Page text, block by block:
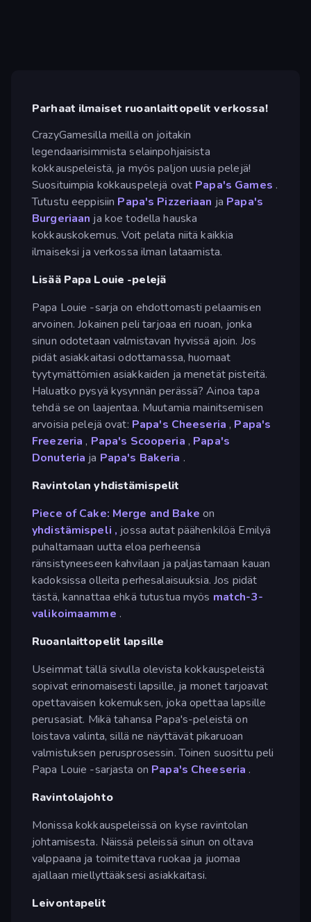
Parhaat ilmaiset ruoanlaittopelit verkossa!
CrazyGamesilla meillä on joitakin
legendaarisimmista selainpohjaisista
kokkauspeleistä, ja myös paljon uusia pelejä!
Suosituimpia kokkauspelejä ovat Papa's Games .
Tutustu eeppisiin Papa's Pizzeriaan ja Papa's
Burgeriaan ja koe todella hauska
kokkauskokemus. Voit pelata niitä kaikkia
ilmaiseksi ja verkossa ilman lataamista.
Lisää Papa Louie -pelejä
Papa Louie -sarja on ehdottomasti pelaamisen
arvoinen. Jokainen peli tarjoaa eri ruoan, jonka
sinun odotetaan valmistavan hyvissä ajoin. Jos
pidät asiakkaitasi odottamassa, huomaat
tyytymättömien asiakkaiden ja menetät pisteitä.
Haluatko pysyä kysynnän perässä? Ainoa tapa
tehdä se on laajentaa. Muutamia mainitsemisen
arvoisia pelejä ovat: Papa's Cheeseria , Papa's
Freezeria , Papa's Scooperia , Papa's
Donuteria ja Papa's Bakeria .
Ravintolan yhdistämispelit
Piece of Cake: Merge and Bake on
yhdistämispeli , jossa autat päähenkilöä Emilyä
puhaltamaan uutta eloa perheensä
ränsistyneeseen kahvilaan ja paljastamaan kauan
kadoksissa olleita perhesalaisuuksia. Jos pidät
tästä, kannattaa ehkä tutustua myös match-3-
valikoimaamme .
Ruoanlaittopelit lapsille
Useimmat tällä sivulla olevista kokkauspeleistä
sopivat erinomaisesti lapsille, ja monet tarjoavat
opettavaisen kokemuksen, joka opettaa lapsille
perusasiat. Mikä tahansa Papa's-peleistä on
loistava valinta, sillä ne näyttävät pikaruoan
valmistuksen perusprosessin. Toinen suosittu peli
Papa Louie -sarjasta on Papa's Cheeseria .
Ravintolajohto
Monissa kokkauspeleissä on kyse ravintolan
johtamisesta. Näissä peleissä sinun on oltava
valppaana ja toimitettava ruokaa ja juomaa
ajallaan miellyttääksesi asiakkaitasi.
Leivontapelit